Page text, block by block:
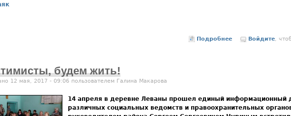
Подробнее о МожноВойдите,
будем жить!
12 мая, 2017 - 09:06 пользователем Галина Макарова
14 апреля в деревне Леваны прошел единый информационный
различных социальных ведомств и правоохранительных